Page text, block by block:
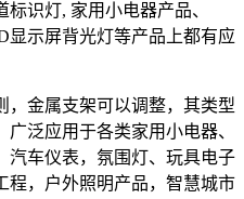
识灯, 家用小电器产品、
显示屏背光灯等产品上都有应
，金属支架可以调整，其类型
泛应用于各类家用小电器、
汽车仪表，氛围灯、玩具电子
程，户外照明产品，智慧城市